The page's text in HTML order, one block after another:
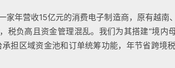
家年营收15亿元的消费电子制造商，原有越南
税负高且资金管理混乱。我们为其搭建“境
承担区域资金池和订单统筹功能，年节省跨境